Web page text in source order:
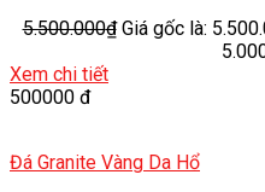
5.500.000₫ Giá gốc là:
Xem chi tiết
500000 đ
Đá Granite Vàng Da Hổ